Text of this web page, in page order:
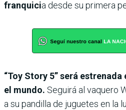
franquicia desde su primera
“Toy Story 5” será
el mundo. Seguirá al vaquero
a su pandilla de juguetes en la